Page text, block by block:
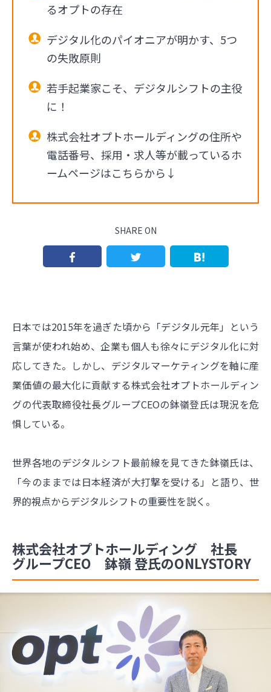
るオプトの存在
デジタル化のパイオニアが明かす、5つ
の失敗原則
若手起業家こそ、デジタルシフトの主役
に！
株式会社オプトホールディングの住所や
電話番号、採用・求人等が載っているホ
ームページはこちらから↓
SHARE ON
日本では2015年を過ぎた頃から「デジタル元年」という
言葉が使われ始め、企業も個人も徐々にデジタル化に対
応してきた。しかし、デジタルマーケティングを軸に産
業価値の最大化に貢献する株式会社オプトホールディン
グの代表取締役社長グループCEOの鉢嶺登氏は現況を危
惧している。
世界各地のデジタルシフト最前線を見てきた鉢嶺氏は、
「今のままでは日本経済が大打撃を受ける」と語り、世
界的視点からデジタルシフトの重要性を説く。
株式会社オプトホールディング 社長
グループCEO 鉢嶺 登氏のONLYSTORY